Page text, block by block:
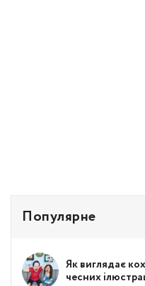
Популярне
Як виглядає
чесних